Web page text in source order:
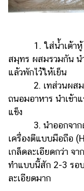
ติดต่อ
ปัญหา
ร่วม
กับ
เรา
1. ใส่น้ำเต้าหู้ ง
สมุทร ผสมรวมกัน น
แล้วพักไว้ให้เย็น
2. เทส่วนผสมที่
ถนอมอาหาร นำเข้า
แข็ง
3. นำออกจากตู้เ
เครื่องตีแบบมือถือ
เกล็ดละเอียดกว่า จ
ทำแบบนี้สัก 2-3 รอ
ละเอียดมาก